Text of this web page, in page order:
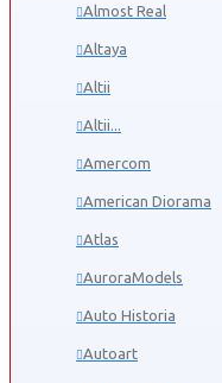
Almost Real
Altaya
Altii
Altii...
Amercom
American Diorama
Atlas
AuroraModels
Auto Historia
Autoart